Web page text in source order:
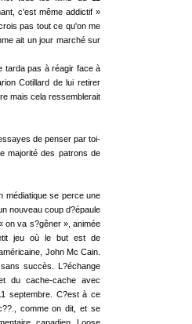
c'est même addictif »
pas tout ce qu'on me
ait un jour marché sur
tarda pas à réagir face à
Cotillard de lui retirer
mais cela ressemblerait
de penser par toi-
majorité des patrons de
médiatique se perce une
nouveau coup d?épaule
on va s?gêner », animée
jeu où le but est de
John Mc Cain.
succès. L?échange
du cache-cache avec
septembre. C?est à ce
comme on dit, et se